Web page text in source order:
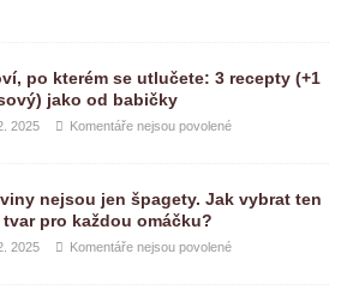
po kterém se utlučete: 3 recepty (+1
jako od babičky
2025 Komentáře nejsou povolené
nejsou jen špagety. Jak vybrat ten
tvar pro každou omáčku?
2025 Komentáře nejsou povolené